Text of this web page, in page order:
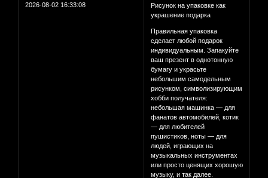
2026-08-02 16:33:08
Рисунок на упаковке как
украшение подарка
Правильная упаковка
сделает любой подарок
индивидуальным. Запакуйте
ваш презент в однотонную
бумагу и украсьте
небольшим самодельным
рисунком, символизирующим
хобби получателя:
небольшая машинка — для
фанатов автомобилей, котик
— для любителей
пушистиков, ноты — для
людей, играющих на
музыкальных инструментах
или просто ценящих хорошую
музыку, и так далее.